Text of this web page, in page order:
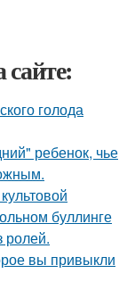
голода
ребенок, чье
буллинге
ролей.
вы привыкли